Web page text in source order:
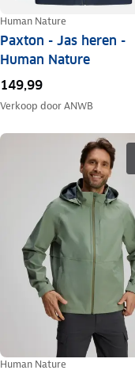
Human Nature
Paxton - Jas heren -
Human Nature
149,99
Verkoop doorANWB
Human Nature